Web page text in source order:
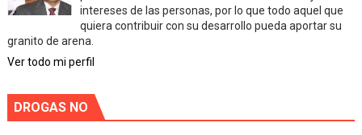
intereses de las personas, por lo que todo aquel que
quiera contribuir con su desarrollo pueda aportar su
granito de arena.
Ver todo mi perfil
DROGAS NO